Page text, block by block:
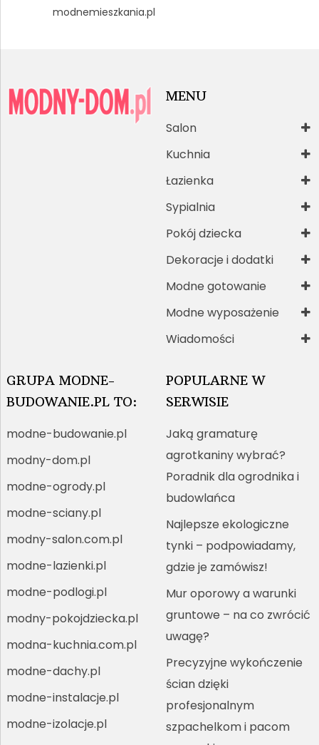
modnemieszkania.pl
MENU
Salon
Kuchnia
Łazienka
Sypialnia
Pokój dziecka
Dekoracje i dodatki
Modne gotowanie
Modne wyposażenie
Wiadomości
GRUPA MODNE-
BUDOWANIE.PL TO:
modne-budowanie.pl
modny-dom.pl
modne-ogrody.pl
modne-sciany.pl
modny-salon.com.pl
modne-lazienki.pl
modne-podlogi.pl
modny-pokojdziecka.pl
modna-kuchnia.com.pl
modne-dachy.pl
modne-instalacje.pl
modne-izolacje.pl
POPULARNE W
SERWISIE
Jaką gramaturę
agrotkaniny wybrać?
Poradnik dla ogrodnika i
budowlańca
Najlepsze ekologiczne
tynki – podpowiadamy,
gdzie je zamówisz!
Mur oporowy a warunki
gruntowe – na co zwrócić
uwagę?
Precyzyjne wykończenie
ścian dzięki
profesjonalnym
szpachelkom i pacom